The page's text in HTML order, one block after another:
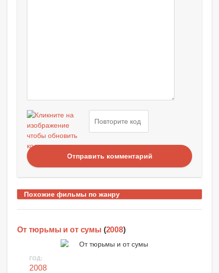
Отправить комментарий
Похожие фильмы по жанру
От тюрьмы и от сумы (2008)
ГОД:
2008